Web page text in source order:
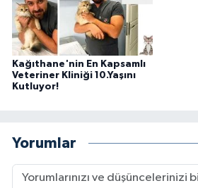
Kağıthane'nin En Kapsamlı
Veteriner Kliniği 10.Yaşını
Kutluyor!
Yorumlar